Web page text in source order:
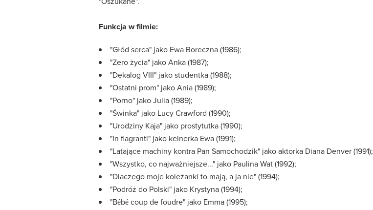
Funkcja w filmie:
"Głód serca" jako Ewa Boreczna (1986);
"Zero życia" jako Anka (1987);
"Dekalog VIII" jako studentka (1988);
"Ostatni prom" jako Ania (1989);
"Porno" jako Julia (1989);
"Świnka" jako Lucy Crawford (1990);
"Urodziny Kaja" jako prostytutka (1990);
"In flagranti" jako kelnerka Ewa (1991);
"Latające machiny kontra Pan Samochodzik" jako aktorka Diana Denver (1991);
"Wszystko, co najważniejsze..." jako Paulina Wat (1992);
"Dlaczego moje koleżanki to mają, a ja nie" (1994);
"Podróż do Polski" jako Krystyna (1994);
"Bébé coup de foudre" jako Emma (1995);